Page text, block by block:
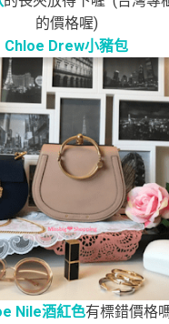
的價格喔)
Chloe Drew小豬包
Nile酒紅色有標錯價格